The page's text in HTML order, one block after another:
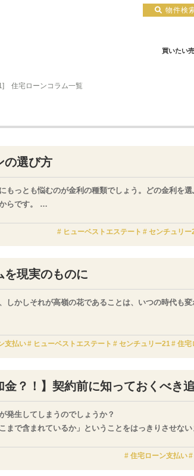
買いたい
リア 新築一戸建て
住宅ローン裏話注文住宅について
お知らせ お客様の声
住宅ローンコラム一覧
の選び方
もっとも悩むのが金利の種類でしょう。どの金利を
らです。
ヒューベストエステート センチュリー
を現実のものに
しかしそれが高嶺の花であることは、いつの時代も変
るからこそ、“理想の棲み家”が現実のものとなると
支払い ヒューベストエステート センチュリー21 住宅
金？！】契約前に知っておくべき
発生してしまうのでしょうか？
まで含まれているか」ということをはっきりさせな
外構工事〕や〔登記料や火災保険などの諸費用〕が
住宅ローン支払い
物件検